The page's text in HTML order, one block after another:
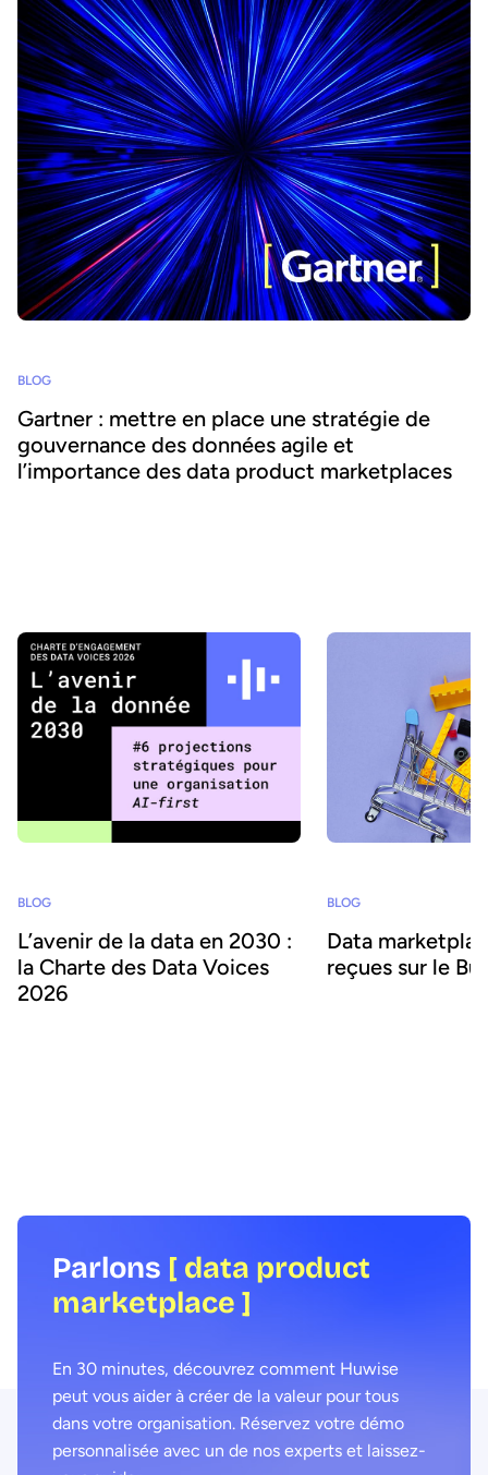
BLOG
Gartner : mettre en place une stratégie de
gouvernance des données agile et
l’importance des data product marketplaces
BLOG
L’avenir de la data en 2030 :
la Charte des Data Voices
2026
BLOG
Data
reçues sur le
Parlons [ data product
marketplace ]
En 30 minutes, découvrez comment Huwise
peut vous aider à créer de la valeur pour tous
dans votre organisation. Réservez votre démo
personnalisée avec un de nos experts et laissez-